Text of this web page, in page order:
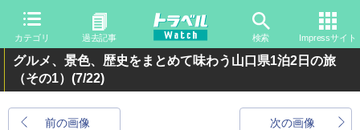
カテゴリ 過去記事 検索 Impressサイト
グルメ、景色、歴史をまとめて味わう山口県1泊2日の旅
（その1） (7/22)
前の画像 次の画像